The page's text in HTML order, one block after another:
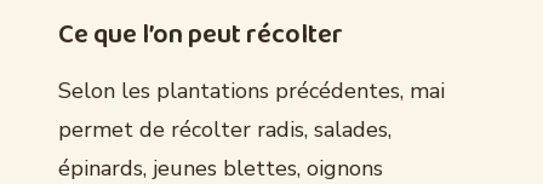
Ce que l’on peut récolter
Selon les plantations précédentes, mai
permet de récolter radis, salades,
épinards, jeunes blettes, oignons